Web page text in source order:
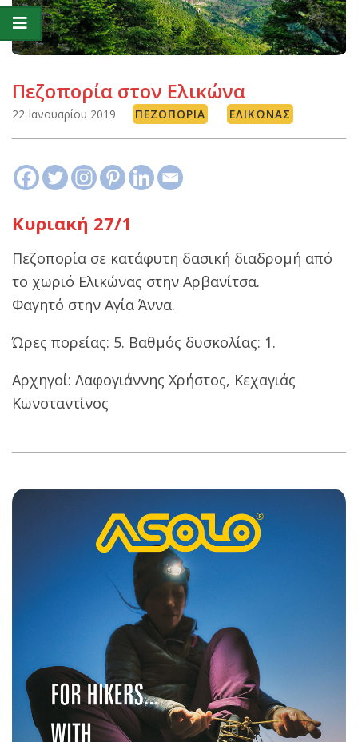
Πεζοπορία στον Ελικώνα
22 Ιανουαρίου 2019 ΠΕΖΟΠΟΡΊΑ ΕΛΙΚΏΝΑΣ
Κυριακή 27/1
Πεζοπορία σε κατάφυτη δασική διαδρομή από
το χωριό Ελικώνας στην Αρβανίτσα.
Φαγητό στην Αγία Άννα.
Ώρες πορείας: 5. Βαθμός δυσκολίας: 1.
Αρχηγοί: Λαφογιάννης Χρήστος, Κεχαγιάς
Κωνσταντίνος
01-